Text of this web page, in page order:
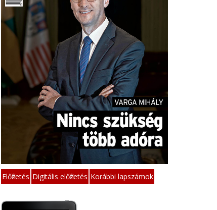
Előfizetés Digitális előfizetés Korábbi lapszámok